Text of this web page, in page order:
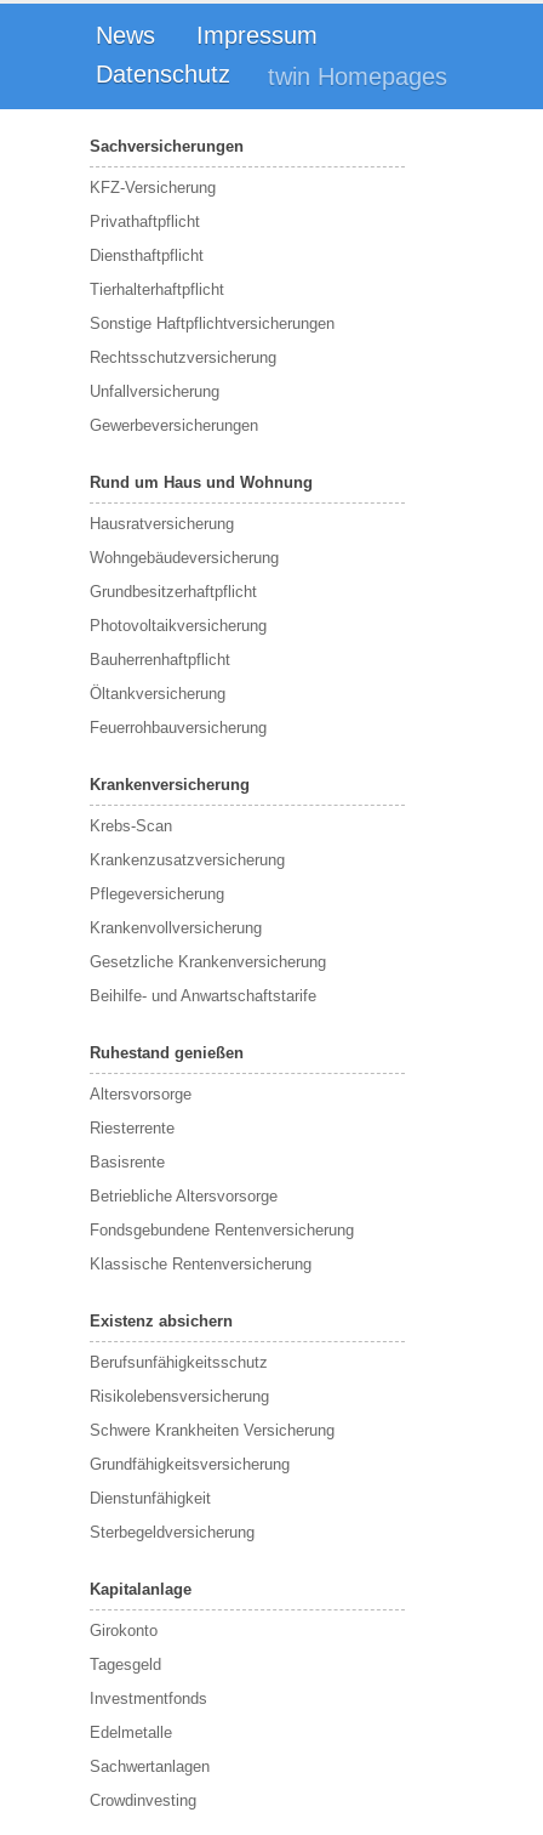
News
Impressum
Datenschutz
twin Homepages
Sachversicherungen
KFZ-Versicherung
Privathaftpflicht
Diensthaftpflicht
Tierhalterhaftpflicht
Sonstige Haftpflichtversicherungen
Rechtsschutzversicherung
Unfallversicherung
Gewerbeversicherungen
Rund um Haus und Wohnung
Hausratversicherung
Wohngebäudeversicherung
Grundbesitzerhaftpflicht
Photovoltaikversicherung
Bauherrenhaftpflicht
Öltankversicherung
Feuerrohbauversicherung
Krankenversicherung
Krebs-Scan
Krankenzusatzversicherung
Pflegeversicherung
Krankenvollversicherung
Gesetzliche Krankenversicherung
Beihilfe- und Anwartschaftstarife
Ruhestand genießen
Altersvorsorge
Riesterrente
Basisrente
Betriebliche Altersvorsorge
Fondsgebundene Rentenversicherung
Klassische Rentenversicherung
Existenz absichern
Berufsunfähigkeitsschutz
Risikolebensversicherung
Schwere Krankheiten Versicherung
Grundfähigkeitsversicherung
Dienstunfähigkeit
Sterbegeldversicherung
Kapitalanlage
Girokonto
Tagesgeld
Investmentfonds
Edelmetalle
Sachwertanlagen
Crowdinvesting